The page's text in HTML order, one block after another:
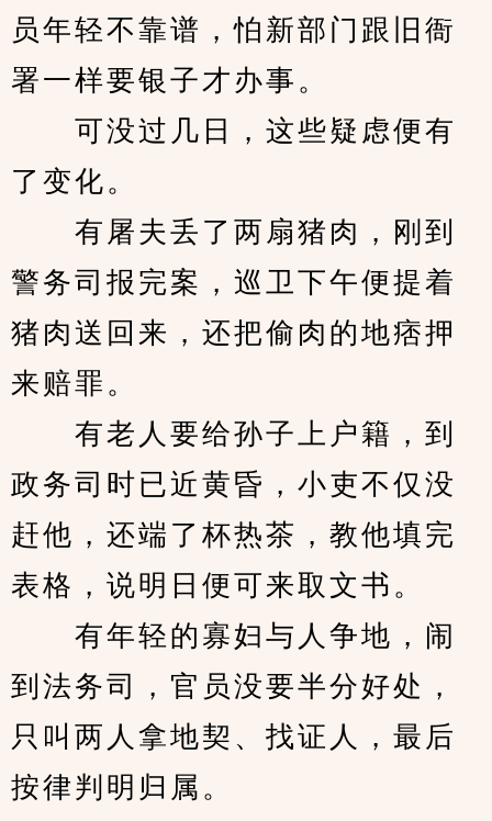
员年轻不靠谱，怕新部门跟旧衙
署一样要银子才办事。
可没过几日，这些疑虑便有
了变化。
有屠夫丢了两扇猪肉，刚到
警务司报完案，巡卫下午便提着
猪肉送回来，还把偷肉的地痞押
来赔罪。
有老人要给孙子上户籍，到
政务司时已近黄昏，小吏不仅没
赶他，还端了杯热茶，教他填完
表格，说明日便可来取文书。
有年轻的寡妇与人争地，闹
到法务司，官员没要半分好处，
只叫两人拿地契、找证人，最后
按律判明归属。